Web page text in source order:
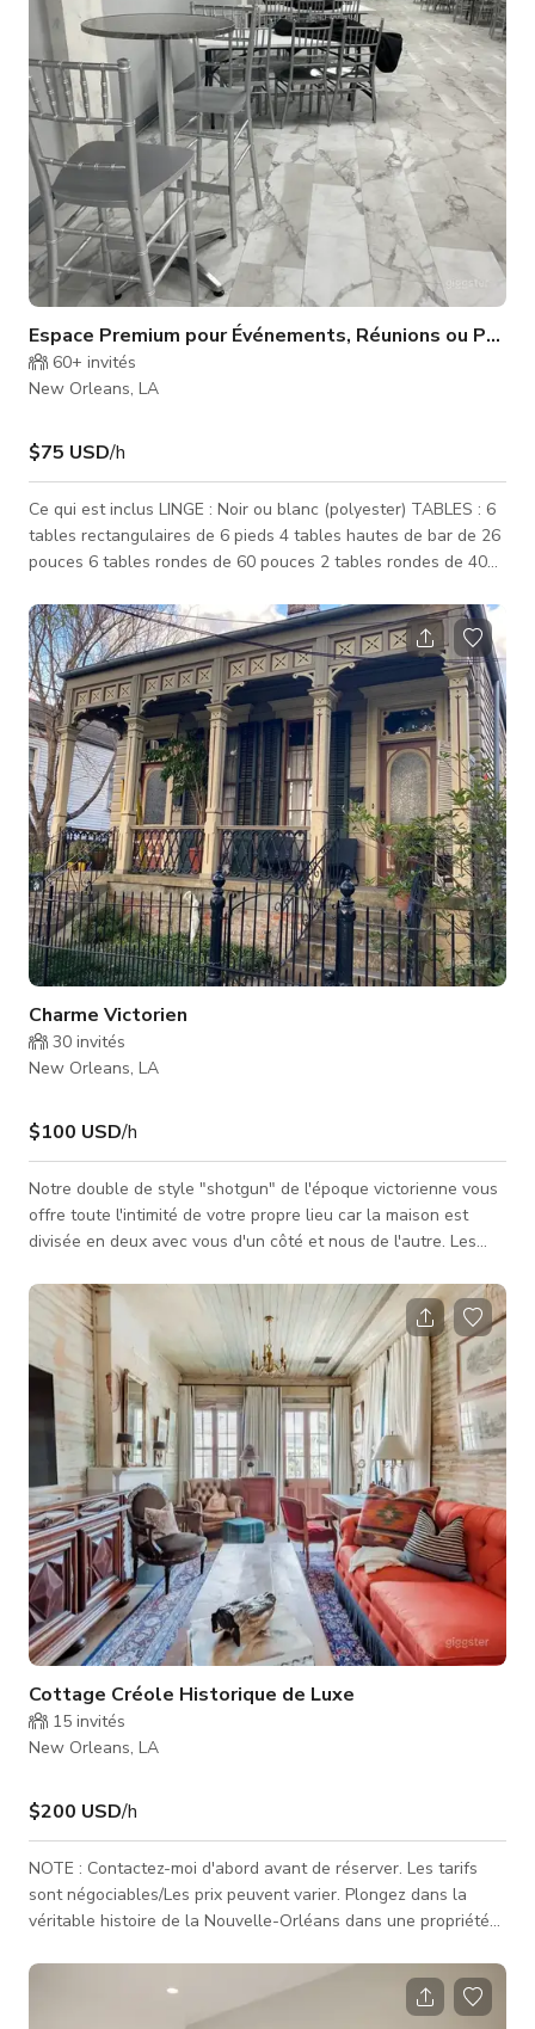
Espace Premium pour Événements, Réunions ou
60+ invités
New Orleans, LA
$75 USD/h
Ce qui est inclus LINGE : Noir ou blanc (polyester) TABLES : 6
tables rectangulaires de 6 pieds 4 tables hautes de bar de 26
pouces 6 tables rondes de 60 pouces 2 tables rondes de 40
Chiavari Risen argentées Bar/Station de Boissons Glacière de
120 qt Machine à glace avec capacité de 100 livres de glace
STATION ALIMENTAIRE : Cuisine chauffante 6 plats à chafing
Tous les ustensiles de cuisine Le client doit fournir les plats
en alumini
Charme Victorien
30 invités
New Orleans, LA
$100 USD/h
Notre double de style "shotgun" de l'époque victorienne vous
offre toute l'intimité de votre propre lieu car la maison est
divisée en deux avec vous d'un côté et nous de l'autre. Les
naturelle grâce aux grandes fenêtres, où les plafonds sont
ornés de grandes médaillons décoratifs. Au-delà de la salle à
manger, où une estampe signée par le célèbre artiste
louisianais George Rodrigue est accrochée, se trouve une
cuisin
Cottage Créole Historique de Luxe
15 invités
New Orleans, LA
$200 USD/h
NOTE : Contactez-moi d'abord avant de réserver. Les tarifs
sont négociables/Les prix peuvent varier. Plongez dans la
véritable histoire de la Nouvelle-Orléans dans une propriété
caractère d'origine. Autour de vous, des antiquités
authentiques, des peintures à l'huile historiques et des